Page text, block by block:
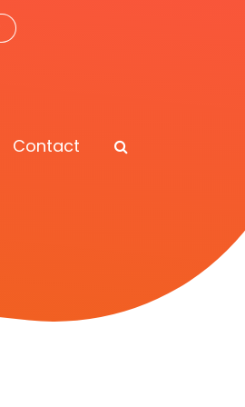
Contact